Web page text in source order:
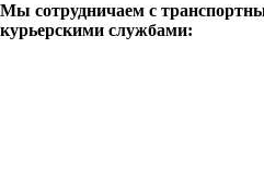
Мы сотрудничаем с
курьерскими службами: